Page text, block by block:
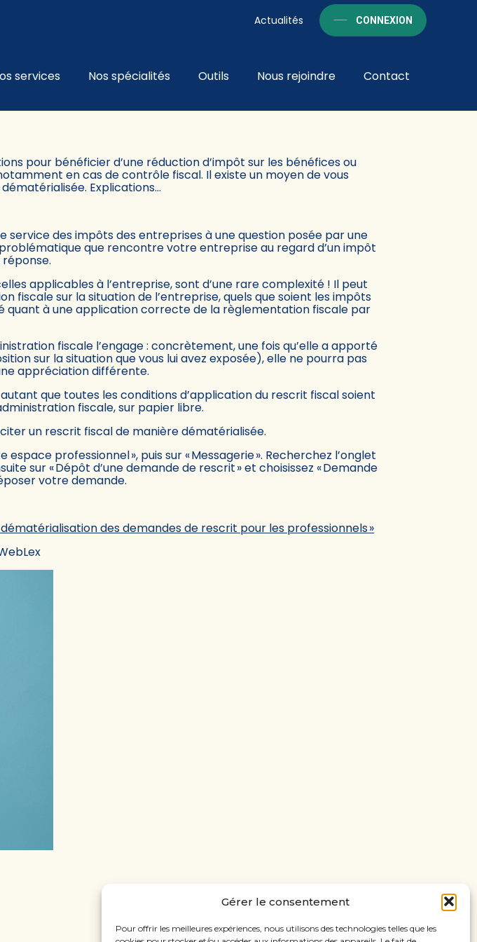
Gérer le consentement
Pour offrir les meilleures expériences, nous utilisons des technologies telles que les
Actualités CONNEXION
services Nos spécialités Outils Nous rejoindre Contact
DÉMATÉRIALISATION ?
pour bénéficier d’une réduction d’impôt sur les bénéfices ou
en cas de contrôle fiscal. Il existe un moyen de vous
Explications…
des impôts des entreprises à une question posée par une
que rencontre votre entreprise au regard d’un impôt
applicables à l’entreprise, sont d’une rare complexité ! Il peut
fiscale sur la situation de l’entreprise, quels que soient les impôts
quant à une application correcte de la règlementation fiscale par
fiscale l’engage : concrètement, une fois qu’elle a apporté
sur la situation que vous lui avez exposée), elle ne pourra pas
appréciation différente.
que toutes les conditions d’application du rescrit fiscal soient
fiscale, sur papier libre.
un rescrit fiscal de manière dématérialisée.
professionnel », puis sur « Messagerie ». Recherchez l’onglet
sur « Dépôt d’une demande de rescrit » et choisissez « Demande
votre demande.
des demandes de rescrit pour les professionnels »